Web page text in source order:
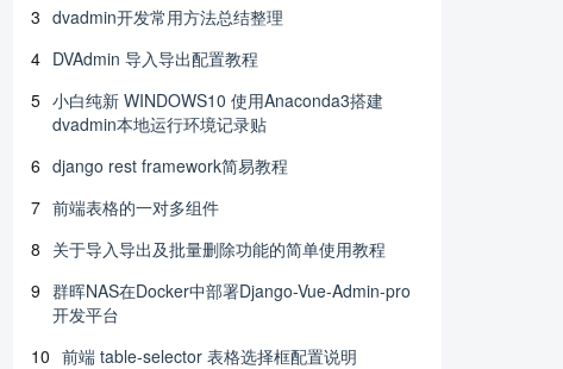
3 dvadmin开发常用方法总结整理
4 DVAdmin 导入导出配置教程
5 小白纯新 WINDOWS10 使用Anaconda3搭建
dvadmin本地运行环境记录贴
6 django rest framework简易教程
7 前端表格的一对多组件
8 关于导入导出及批量删除功能的简单使用教程
9 群晖NAS在Docker中部署Django-Vue-Admin-pro
开发平台
10 前端 table-selector 表格选择框配置说明